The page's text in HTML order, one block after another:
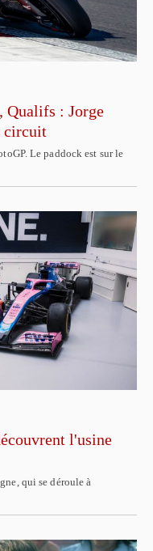
Qualifs : Jorge
circuit
Le paddock est sur le
l'usine
qui se déroule à